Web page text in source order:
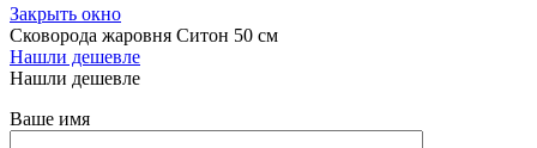
Закрыть окно
Сковорода жаровня Ситон 50 см
Нашли дешевле
Нашли дешевле
Ваше имя